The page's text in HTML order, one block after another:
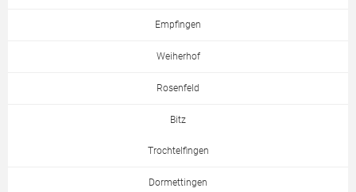
Empfingen
Weiherhof
Rosenfeld
Bitz
Trochtelfingen
Dormettingen